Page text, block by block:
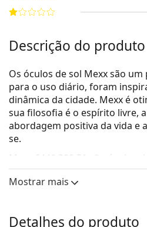
Descrição do produto
Os óculos de sol Mexx são um
para o uso diário, foram
dinâmica da cidade. Mexx é
sua filosofia é o espírito livre,
abordagem positiva da vida e
se.
Mexx 6440 300 51
são óculos
Armações de óculos de sol
grisalho, branco ou loiro
Mostrar mais
Detalhes do produto